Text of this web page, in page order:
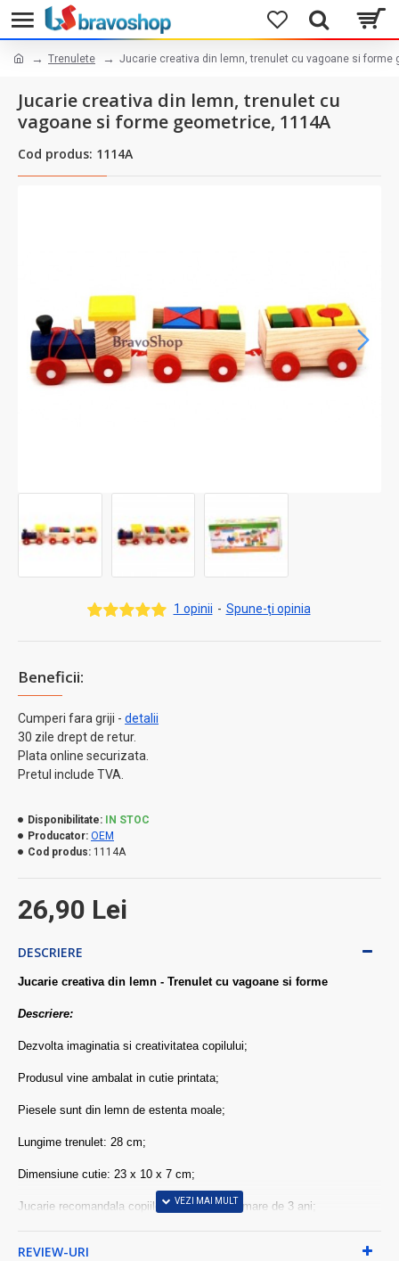
Trenulete Jucarie creativa din lemn, trenulet cu vagoane si forme
Jucarie creativa din lemn, trenulet cu
vagoane si forme geometrice, 1114A
Cod produs: 1114A
Beneficii:
Cumperi fara griji - detalii
30 zile drept de retur.
Plata online securizata.
Pretul include TVA.
1 opinii - Spune-ţi opinia
26,90 Lei
Disponibilitate: IN STOC
Producator: OEM
Cod produs: 1114A
DESCRIERE
Jucarie creativa din lemn - Trenulet cu vagoane si forme
Descriere:
Dezvolta imaginatia si creativitatea copilului;
Produsul vine ambalat in cutie printata;
Piesele sunt din lemn de estenta moale;
Lungime trenulet: 28 cm;
Dimensiune cutie: 23 x 10 x 7 cm;
Jucarie recomandala copiilor cu varsta mai mare de 3 ani;
REVIEW-URI